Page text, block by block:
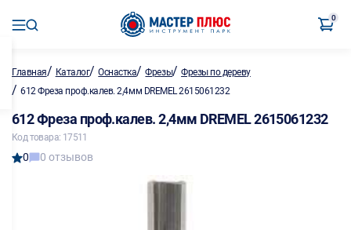
0
Главная/ Каталог/Оснастка/Фрезы/Фрезы по дереву
/ 612 Фреза проф.калев. 2,4мм DREMEL 2615061232
612 Фреза проф.калев. 2,4мм DREMEL 2615061232
Код товара: 17511
0 0 отзывов